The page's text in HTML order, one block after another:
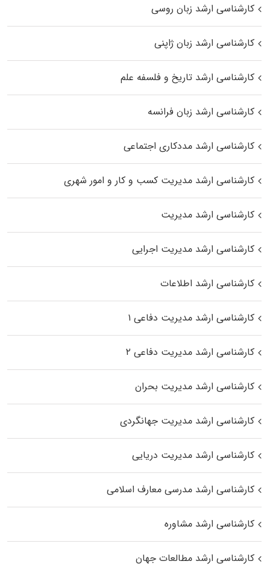
کارشناسی ارشد زبان روسی
کارشناسی ارشد زبان ژاپنی
کارشناسی ارشد تاریخ و فلسفه علم
کارشناسی ارشد زبان فرانسه
کارشناسی ارشد مددکاری اجتماعی
کارشناسی ارشد مدیریت کسب و کار و امور شهری
کارشناسی ارشد مدیریت
کارشناسی ارشد مدیریت اجرایی
کارشناسی ارشد اطلاعات
کارشناسی ارشد مدیریت دفاعی ۱
کارشناسی ارشد مدیریت دفاعی ۲
کارشناسی ارشد مدیریت بحران
کارشناسی ارشد مدیریت جهانگردی
کارشناسی ارشد مدیریت دریایی
کارشناسی ارشد مدرسی معارف اسلامی
کارشناسی ارشد مشاوره
کارشناسی ارشد مطالعات جهان